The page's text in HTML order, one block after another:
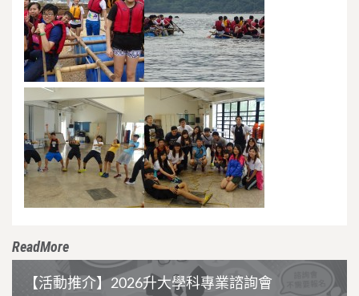
ReadMore
【活動推介】2026升大學科專業諮詢會